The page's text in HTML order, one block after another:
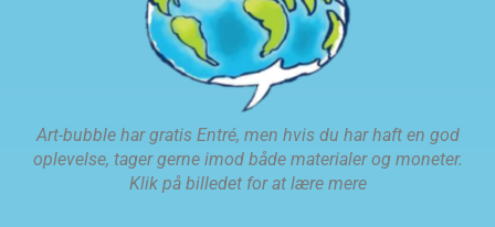
Art-bubble har gratis Entré, men hvis du har haft en god
oplevelse, tager gerne imod både materialer og moneter.
Klik på billedet for at lære mere